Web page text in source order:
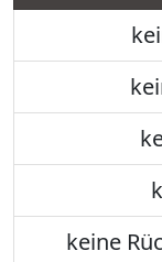
keine